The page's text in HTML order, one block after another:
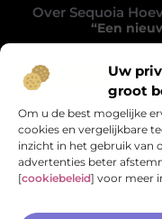
Uw
groot
Om u de best mogelijke
cookies en vergelijkbare
inzicht in het gebruik van
advertenties beter
[cookiebeleid] voor meer
Over Sequoia
“Een
ontdekken. Een
verrassen en het
Onze informatie
Bericht categorie